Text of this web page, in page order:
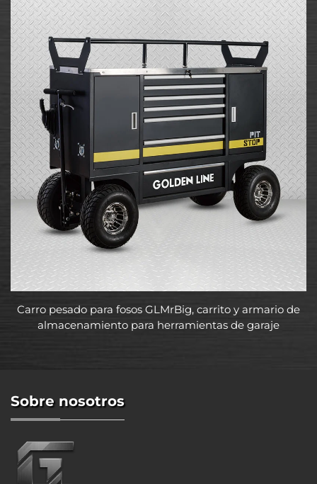
Carro pesado para fosos GLMrBig, carrito y armario de
almacenamiento para herramientas de garaje
Sobre nosotros